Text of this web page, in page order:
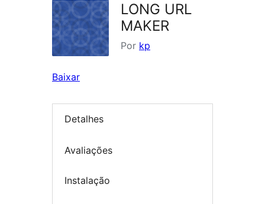
LONG URL
MAKER
Por kp
Baixar
Detalhes
Avaliações
Instalação